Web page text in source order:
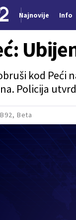
Najnovije Info
kod Peći
Policija
B92, Beta